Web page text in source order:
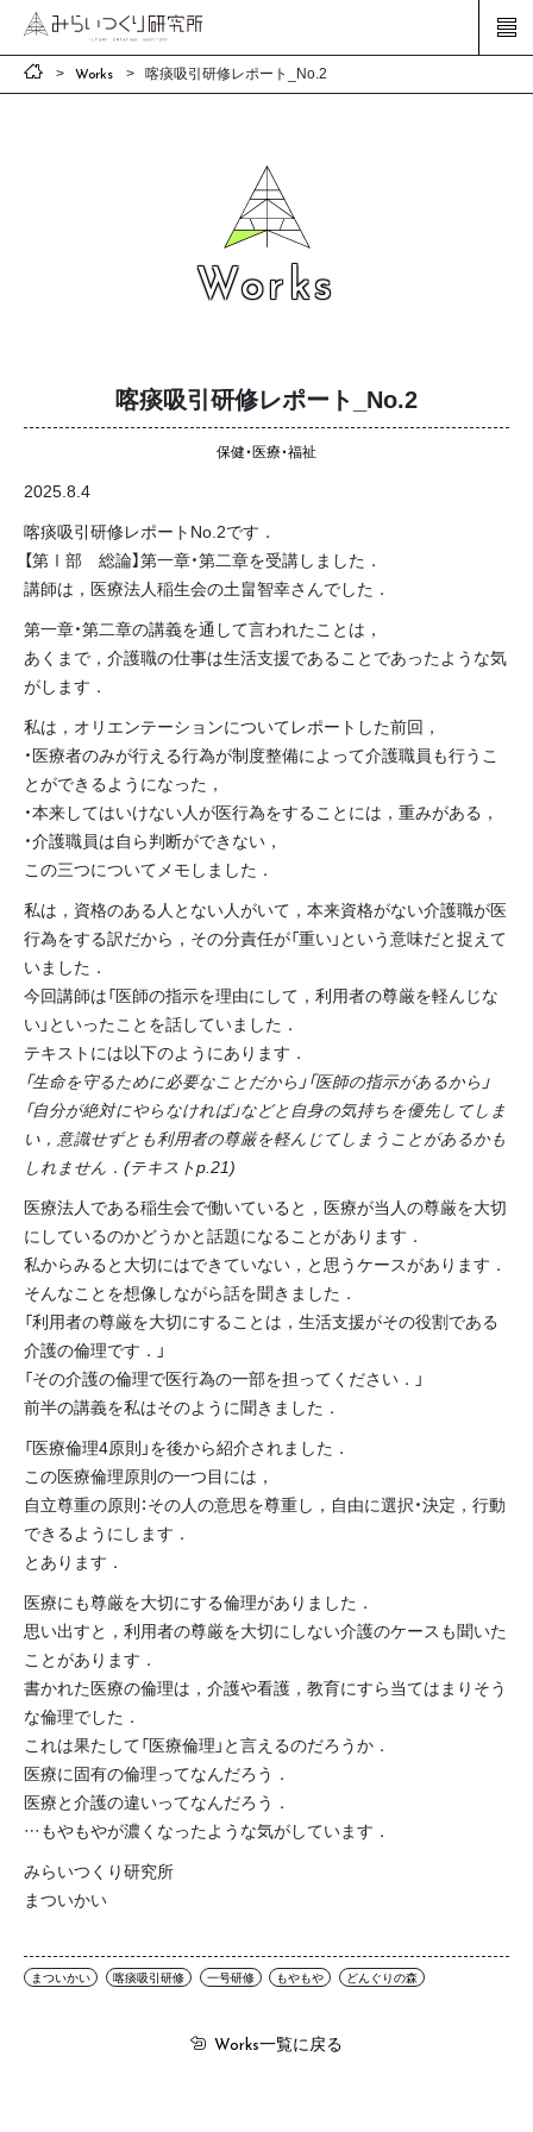
Works 喀痰吸引研修レポート_No.2
Works
喀痰吸引研修レポート_No.2
保健・医療・福祉
2025.8.4
喀痰吸引研修レポートNo.2です．
【第Ⅰ部 総論】第一章・第二章を受講しました．
講師は，医療法人稲生会の土畠智幸さんでした．
第一章・第二章の講義を通して言われたことは，
あくまで，介護職の仕事は生活支援であることであったような気
がします．
私は，オリエンテーションについてレポートした前回，
・医療者のみが行える行為が制度整備によって介護職員も行うこ
とができるようになった，
・本来してはいけない人が医行為をすることには，重みがある，
・介護職員は自ら判断ができない，
この三つについてメモしました．
私は，資格のある人とない人がいて，本来資格がない介護職が医
行為をする訳だから，その分責任が「重い」という意味だと捉えて
いました．
今回講師は「医師の指示を理由にして，利用者の尊厳を軽んじな
い」といったことを話していました．
テキストには以下のようにあります．
「生命を守るために必要なことだから」「医師の指示があるから」
「自分が絶対にやらなければ」などと自身の気持ちを優先してしま
い，意識せずとも利用者の尊厳を軽んじてしまうことがあるかも
しれません．(テキストp.21)
医療法人である稲生会で働いていると，医療が当人の尊厳を大切
にしているのかどうかと話題になることがあります．
私からみると大切にはできていない，と思うケースがあります．
そんなことを想像しながら話を聞きました．
「利用者の尊厳を大切にすることは，生活支援がその役割である
介護の倫理です．」
「その介護の倫理で医行為の一部を担ってください．」
前半の講義を私はそのように聞きました．
「医療倫理4原則」を後から紹介されました．
この医療倫理原則の一つ目には，
自立尊重の原則：その人の意思を尊重し，自由に選択・決定，行動
できるようにします．
とあります．
医療にも尊厳を大切にする倫理がありました．
思い出すと，利用者の尊厳を大切にしない介護のケースも聞いた
ことがあります．
書かれた医療の倫理は，介護や看護，教育にすら当てはまりそう
な倫理でした．
これは果たして「医療倫理」と言えるのだろうか．
医療に固有の倫理ってなんだろう．
医療と介護の違いってなんだろう．
…もやもやが濃くなったような気がしています．
みらいつくり研究所
まついかい
まついかい 喀痰吸引研修 一号研修 もやもや どんぐりの森
Works一覧に戻る